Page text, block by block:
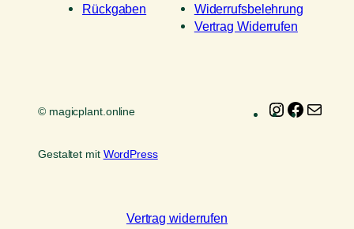
Rückgaben
Widerrufsbelehrung
Vertrag Widerrufen
© magicplant.online Instagram
Gestaltet mit WordPress
Vertrag widerrufen